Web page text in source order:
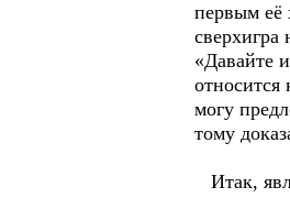
первым её
сверхигра
«Давайте
относится
могу
тому
Итак,